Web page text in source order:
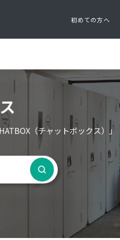
初めての方へ
（チャットボックス）」